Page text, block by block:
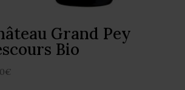
Grand Pey
Bio
€